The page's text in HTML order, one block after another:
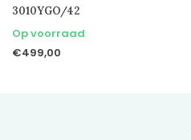
3010YGO/42
Op voorraad
€499,00